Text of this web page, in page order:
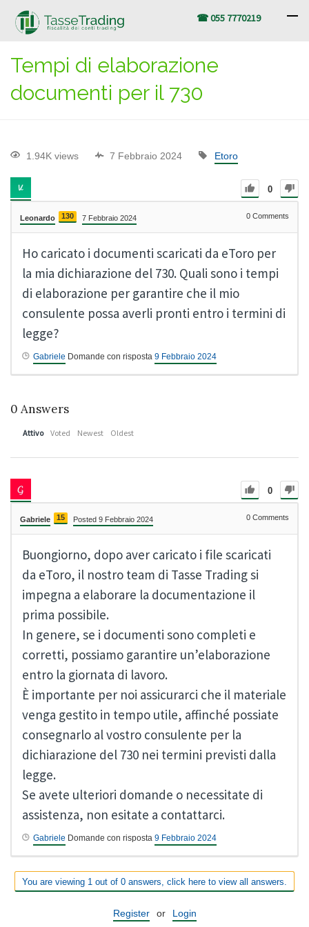
☎ 055 7770219
Tempi di elaborazione
documenti per il 730
1.94K views 7 Febbraio 2024 Etoro
0
Leonardo 130 7 Febbraio 2024 0 Comments
Ho caricato i documenti scaricati da eToro per
la mia dichiarazione del 730. Quali sono i tempi
di elaborazione per garantire che il mio
consulente possa averli pronti entro i termini di
legge?
Gabriele Domande con risposta 9 Febbraio 2024
0 Answers
Attivo Voted Newest Oldest
0
Gabriele 15 Posted 9 Febbraio 2024 0 Comments
Buongiorno, dopo aver caricato i file scaricati
da eToro, il nostro team di Tasse Trading si
impegna a elaborare la documentazione il
prima possibile.
In genere, se i documenti sono completi e
corretti, possiamo garantire un’elaborazione
entro la giornata di lavoro.
È importante per noi assicurarci che il materiale
venga gestito in tempo utile, affinché possiate
consegnarlo al vostro consulente per la
dichiarazione del 730 nei termini previsti dalla
legge.
Se avete ulteriori domande o necessitate di
assistenza, non esitate a contattarci.
Gabriele Domande con risposta 9 Febbraio 2024
You are viewing 1 out of 0 answers, click here to view all answers.
Register or Login